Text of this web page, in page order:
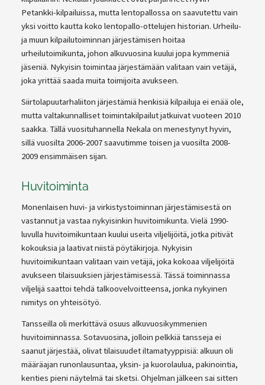
Petankki-kilpailuissa, mutta lentopallossa on saavutettu vain
yksi voitto kautta koko lentopallo-ottelujen historian. Urheilu-
ja muun kilpailutoiminnan järjestämisen hoitaa
urheilutoimikunta, johon alkuvuosina kuului jopa kymmeniä
jäseniä. Nykyisin toimintaa järjestämään valitaan vain vetäjä,
joka yrittää saada muita toimijoita avukseen.
Siirtolapuutarhaliiton järjestämiä henkisiä kilpailuja ei enää ole,
mutta valtakunnalliset toimintakilpailut jatkuivat vuoteen 2010
saakka. Tällä vuosituhannella Nekala on menestynyt hyvin,
sillä vuosilta 2006-2007 saavutimme toisen ja vuosilta 2008-
2009 ensimmäisen sijan.
Huvitoiminta
Monenlaisen huvi- ja virkistystoiminnan järjestämisestä on
vastannut ja vastaa nykyisinkin huvitoimikunta. Vielä 1990-
luvulla huvitoimikuntaan kuului useita viljelijöitä, jotka pitivät
kokouksia ja laativat niistä pöytäkirjoja. Nykyisin
huvitoimikuntaan valitaan vain vetäjä, joka kokoaa viljelijöitä
avukseen tilaisuuksien järjestämisessä. Tässä toiminnassa
viljelijä saattoi tehdä talkoovelvoitteensa, jonka nykyinen
nimitys on yhteisötyö.
Tansseilla oli merkittävä osuus alkuvuosikymmenien
huvitoiminnassa. Sotavuosina, jolloin pelkkiä tansseja ei
saanut järjestää, olivat tilaisuudet iltamatyyppisiä: alkuun oli
määräajan runonlausuntaa, yksin- ja kuorolaulua, pakinointia,
kenties pieni näytelmä tai sketsi. Ohjelman jälkeen sai sitten